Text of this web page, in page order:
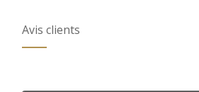
Avis clients